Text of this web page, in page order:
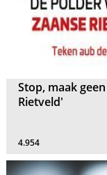
Stop, maak
Rietveld'
4.954